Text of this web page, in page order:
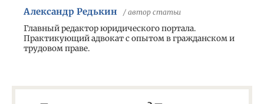
Александр Редькин / автор статьи
Главный редактор юридического портала.
Практикующий адвокат с опытом в гражданском и
трудовом праве.